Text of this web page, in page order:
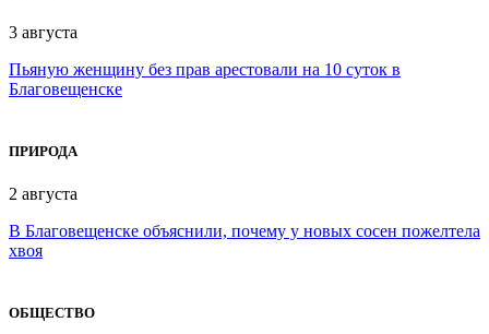
3 августа
Пьяную женщину без прав арестовали на 10 суток в
Благовещенске
ПРИРОДА
2 августа
В Благовещенске объяснили, почему у новых сосен пожелтела
хвоя
ОБЩЕСТВО